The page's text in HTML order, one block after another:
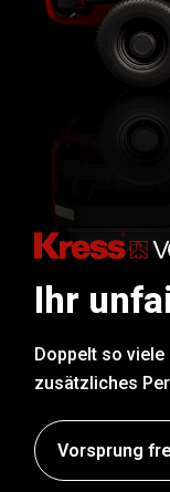
Ihr
Doppelt so
zusätzliches
Vorsprung